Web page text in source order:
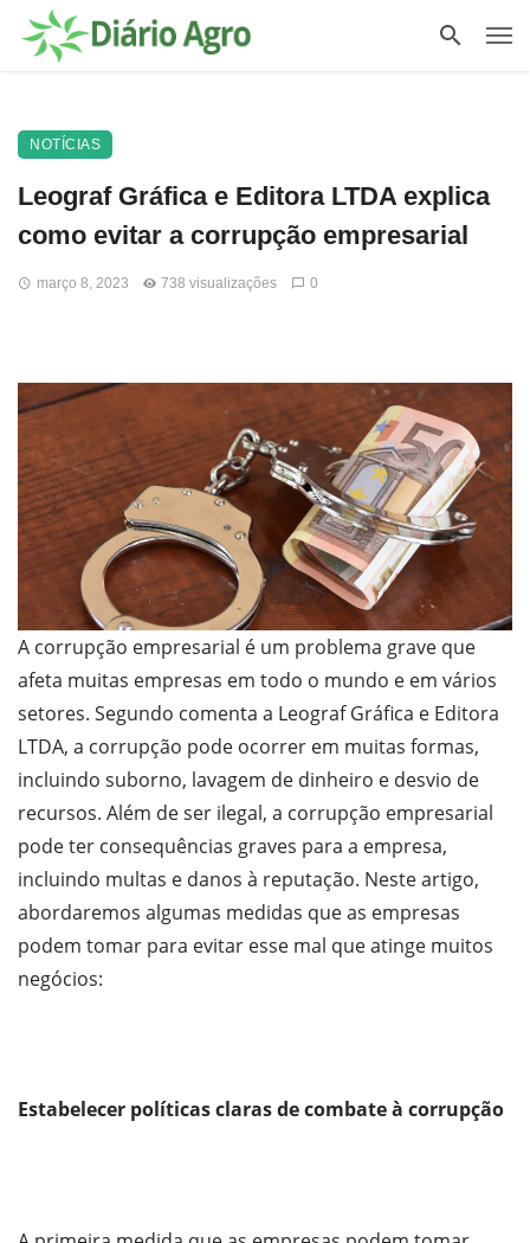
NOTÍCIAS
Leograf Gráfica e Editora LTDA explica
como evitar a corrupção empresarial
março 8, 2023 738 visualizações 0
A corrupção empresarial é um problema grave que
afeta muitas empresas em todo o mundo e em vários
setores. Segundo comenta a Leograf Gráfica e Editora
LTDA, a corrupção pode ocorrer em muitas formas,
incluindo suborno, lavagem de dinheiro e desvio de
recursos. Além de ser ilegal, a corrupção empresarial
pode ter consequências graves para a empresa,
incluindo multas e danos à reputação. Neste artigo,
abordaremos algumas medidas que as empresas
podem tomar para evitar esse mal que atinge muitos
negócios:
Estabelecer políticas claras de combate à corrupção